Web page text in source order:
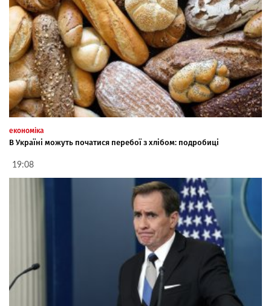
економіка
В Україні можуть початися перебої з хлібом: подробиці
19:08